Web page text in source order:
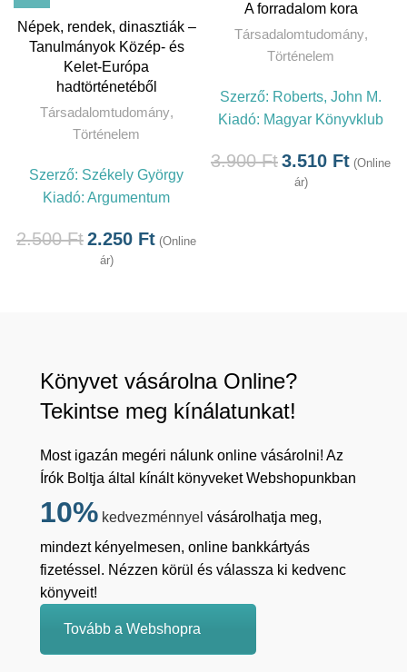
Népek, rendek, dinasztiák –
Tanulmányok Közép- és
Kelet-Európa
hadtörténetéből
Társadalomtudomány,
Történelem
Szerző: Székely György
Kiadó: Argumentum
2.500Ft2.250 Ft (Online
ár)
A forradalom kora
Társadalomtudomány,
Történelem
Szerző: Roberts, John M.
Kiadó: Magyar Könyvklub
3.900Ft3.510 Ft (Online
ár)
Könyvet vásárolna Online?
Tekintse meg kínálatunkat!
Most igazán megéri nálunk online vásárolni! Az
Írók Boltja által kínált könyveket Webshopunkban
10% kedvezménnyel vásárolhatja meg,
mindezt kényelmesen, online bankkártyás
fizetéssel. Nézzen körül és válassza ki kedvenc
könyveit!
Tovább a Webshopra